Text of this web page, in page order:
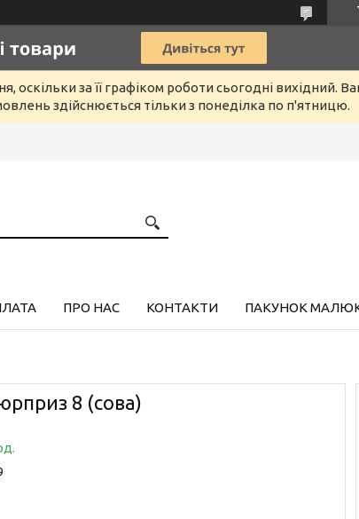
за її графіком роботи сьогодні вихідний.
здійснюється тільки з понеділка по п'ятницю.
ПРО НАС КОНТАКТИ ПАКУНОК
8 (сова)